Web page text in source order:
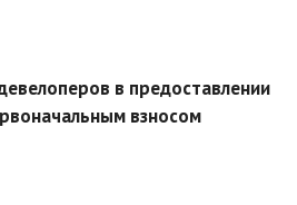
в предоставлении
взносом